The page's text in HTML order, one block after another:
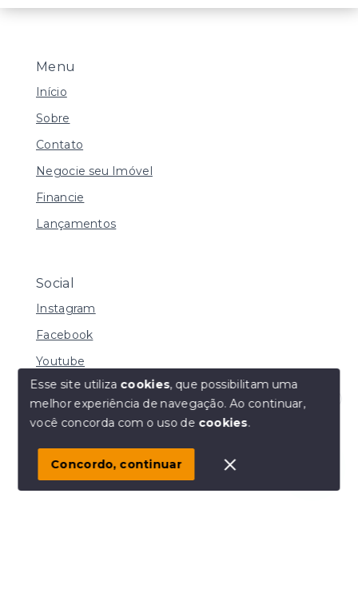
Olá! Estamos disponíveis para te ajudar.
Menu
Início
Sobre
Contato
Negocie seu Imóvel
Financie
Lançamentos
Social
Instagram
Facebook
Youtube
© Copyright 2026 - MACHADO CORRETORA DE
SITE PARA IMOBILIARIA
Esse site utiliza cookies, que possibilitam uma
melhor experiência de navegação.Ao continuar,
você concorda com o uso de cookies.
Concordo, continuar